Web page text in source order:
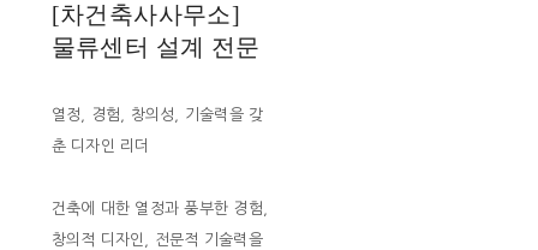
[차건축사사무소]
물류센터 설계 전문
열정, 경험, 창의성, 기술력을 갖
춘 디자인 리더
건축에 대한 열정과 풍부한 경험,
창의적 디자인, 전문적 기술력을